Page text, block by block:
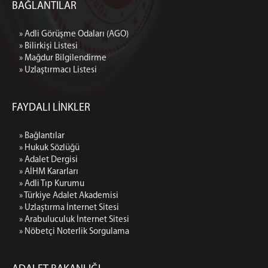
Beyanname Ekinde İbraz Edilmesi Gereken
Medya İletişim Bürosu
Amaç ve Çalışma Şekli
KOMİSYON
Adalet Komisyonu Üyesi
İCRA DAİRELERİ BŞK.
İcra Daireleri Başkanlığı
İcra ve İflas Daireleri İletişim Bilgileri
İcra ve İflas Daireleri Banka Hesap ve Vergi Numaları
Bilgisi
Kapatılan Eski İstanbul İcra Daireleri ve Aktarıldığı Yeni
İcra Daireleri
BAĞLANTILAR
» Adli Görüşme Odaları (AGO)
» Bilirkişi Listesi
» Mağdur Bilgilendirme
» Uzlaştırmacı Listesi
FAYDALI LİNKLER
» Bağlantılar
» Hukuk Sözlüğü
» Adalet Dergisi
» AİHM Kararları
» Adli Tıp Kurumu
» Türkiye Adalet Akademisi
» Uzlaştırma İnternet Sitesi
» Arabuluculuk İnternet Sitesi
» Nöbetçi Noterlik Sorgulama